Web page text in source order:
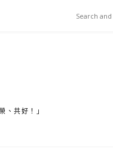
、共好！」